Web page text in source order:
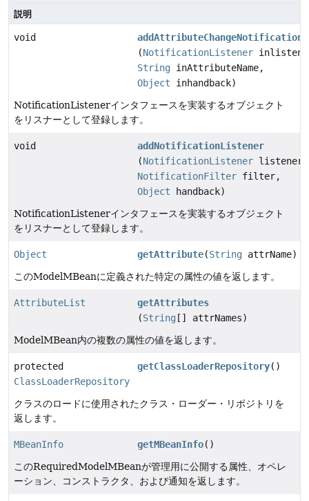
説明
void
(NotificationListener
String inAttributeName,
Object inhandback)
NotificationListenerインタフェースを実装するオブジェクト
をリスナーとして登録します。
void
addNotificationListener
(NotificationListener listener,
NotificationFilter filter,
Object handback)
NotificationListenerインタフェースを実装するオブジェクト
をリスナーとして登録します。
Object getAttribute(String attrName)
このModelMBeanに定義された特定の属性の値を返します。
AttributeList
getAttributes
(String [] attrNames)
ModelMBean内の複数の属性の値を返します。
protected
ClassLoaderRepository
getClassLoaderRepository()
クラスのロードに使用されたクラス・ローダー・リポジトリを
返します。
MBeanInfo getMBeanInfo()
このRequiredModelMBeanが管理用に公開する属性、オペレ
ーション、コンストラクタ、および通知を返します。